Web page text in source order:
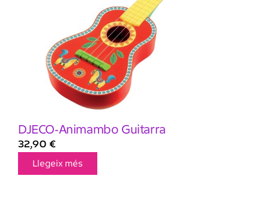
DJECO-Animambo Guitarra
32,90 €
Llegeix més